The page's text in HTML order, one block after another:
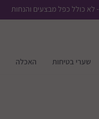
- לא כולל כפל מבצעים והנחות
שערי בטיחות האכלה